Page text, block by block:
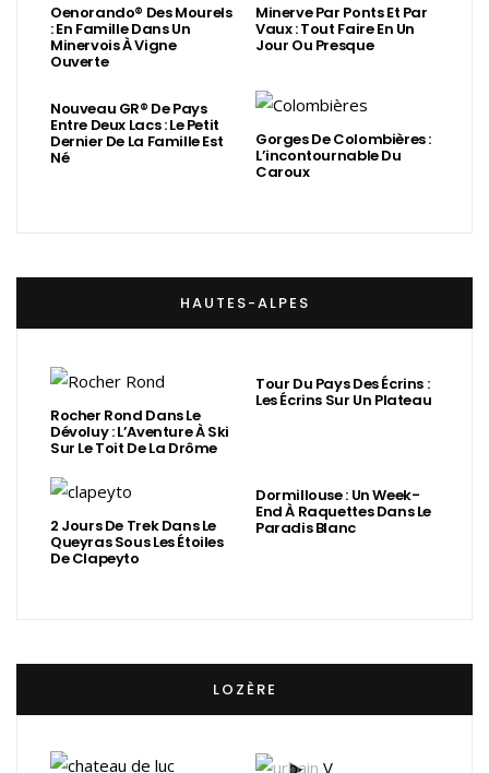
Oenorando® Des Mourels
: En Famille Dans Un
Minervois À Vigne
Ouverte
Minerve Par Ponts Et Par
Vaux : Tout Faire En Un
Jour Ou Presque
Nouveau GR® De Pays
Entre Deux Lacs : Le Petit
Dernier De La Famille Est
Né
Gorges De Colombières :
L’incontournable Du
Caroux
HAUTES-ALPES
Rocher Rond Dans Le
Dévoluy : L’Aventure À Ski
Sur Le Toit De La Drôme
Tour Du Pays Des Écrins :
Les Écrins Sur Un Plateau
2 Jours De Trek Dans Le
Queyras Sous Les Étoiles
De Clapeyto
Dormillouse : Un Week-
End À Raquettes Dans Le
Paradis Blanc
LOZÈRE